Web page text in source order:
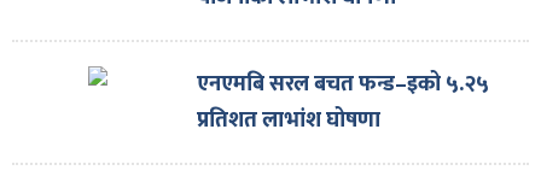
एनएमबि सरल बचत फन्ड–इको ५.२५
प्रतिशत लाभांश घोषणा